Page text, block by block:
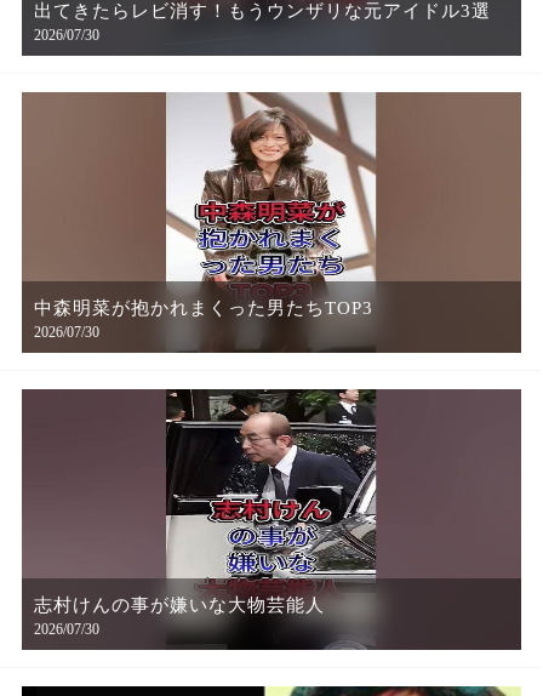
出てきたらレビ消す！もうウンザリな元アイドル3選
2026/07/30
中森明菜が抱かれまくった男たちTOP3
2026/07/30
志村けんの事が嫌いな大物芸能人
2026/07/30